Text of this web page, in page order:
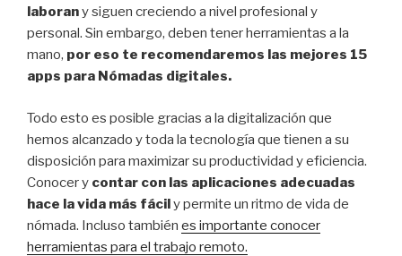
laborany siguen creciendo a nivel profesional y
personal. Sin embargo, deben tener herramientas a la
mano, por eso te recomendaremos las mejores 15
apps para Nómadas digitales.
Todo esto es posible gracias a la digitalización que
hemos alcanzado y toda la tecnología que tienen a su
disposición para maximizar su productividad y eficiencia.
Conocer y contar con las aplicaciones adecuadas
hace la vida más fácily permite un ritmo de vida de
nómada. Incluso también es importante conocer
herramientas para el trabajo remoto.